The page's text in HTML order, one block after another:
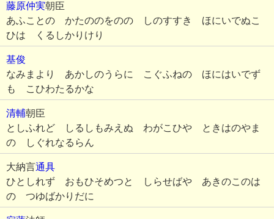
藤原仲実朝臣
あふことの かたののをのの しのすすき ほにいでぬこ
ひは くるしかりけり
基俊
なみまより あかしのうらに こぐふねの ほにはいでず
も こひわたるかな
清輔朝臣
としふれど しるしもみえぬ わがこひや ときはのやま
の しぐれなるらん
大納言通具
ひとしれず おもひそめつと しらせばや あきのこのは
の つゆばかりだに